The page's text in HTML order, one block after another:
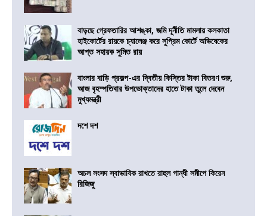
বাড়ছে গ্রেফতারির আশঙ্কা, জমি দূর্নীতি মামলায় কলকাতা
হাইকোর্টের রায়কে চ্যালেঞ্জ করে সুপ্রিম কোর্টে অভিষেকের
আপ্ত সহায়ক সুমিত রায়
বাংলার বাড়ি প্রকল্প-এর দ্বিতীয় কিস্তির টাকা বিতরণ শুরু,
আজ বৃহস্পতিবার উপভোক্তাদের হাতে টাকা তুলে দেবেন
মুখ্যমন্ত্রী
দশে দশ
অচল সংসদ স্বাভাবিক রাখতে রাহুল গান্ধী সমীপে কিরেন
রিজিজু